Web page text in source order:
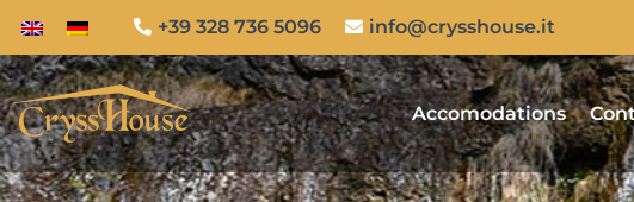
+39 328 736 5096 info@crysshouse.it
Accomodations